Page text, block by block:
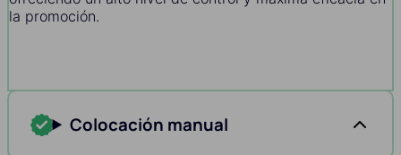
la promoción.
Colocación manual